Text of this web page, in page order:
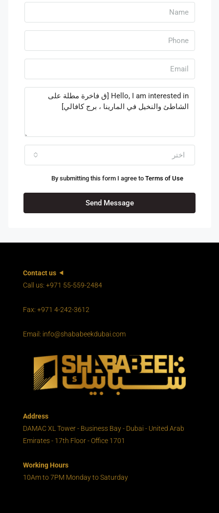
اختر
By submitting this form I agree to Terms of Use
Send Message
Contact us
Call us: +971 55-559-2484
Fax: +971 4-242-3612
Email: info@shababeekdubai.com
Address
DAMAC XL Tower - Business Bay - Dubai - United Arab
Emirates - 17th Floor - Office 1701
Working Hours
10Am to 7PM Monday to Saturday